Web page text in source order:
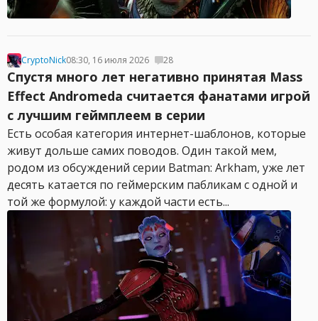
CryptoNick08:30, 16 июля 2026 28
Спустя много лет негативно принятая Mass
Effect Andromeda считается фанатами игрой
с лучшим геймплеем в серии
Есть особая категория интернет-шаблонов, которые
живут дольше самих поводов. Один такой мем,
родом из обсуждений серии Batman: Arkham, уже лет
десять катается по геймерским пабликам с одной и
той же формулой: у каждой части есть...